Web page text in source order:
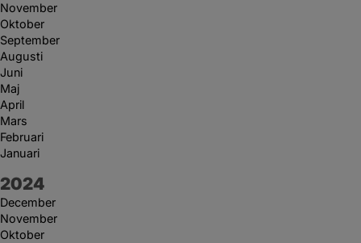
November
Oktober
September
Augusti
Juni
Maj
April
Mars
Februari
Januari
År:
2024
December
November
Oktober